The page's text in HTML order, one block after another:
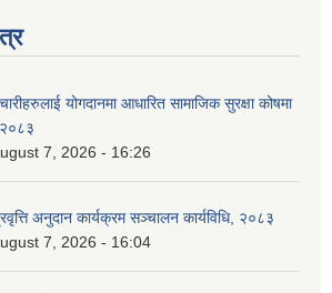
योगदानमा आधारित सामाजिक सुरक्षा कोषमा
२०८३
7, 2026 - 16:26
अनुदान कार्यक्रम सञ्चालन कार्यविधि, २०८३
7, 2026 - 16:04